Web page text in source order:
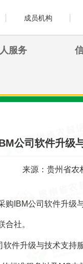
成员机构
服务
公司软件升级
来源：贵州省农
IBM公司软件升级
合社。
软件升级与技术支持